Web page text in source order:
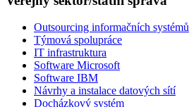
Outsourcing informačních systémů
Týmová spolupráce
IT infrastruktura
Software Microsoft
Software IBM
Návrhy a instalace datových sítí
Docházkový systém